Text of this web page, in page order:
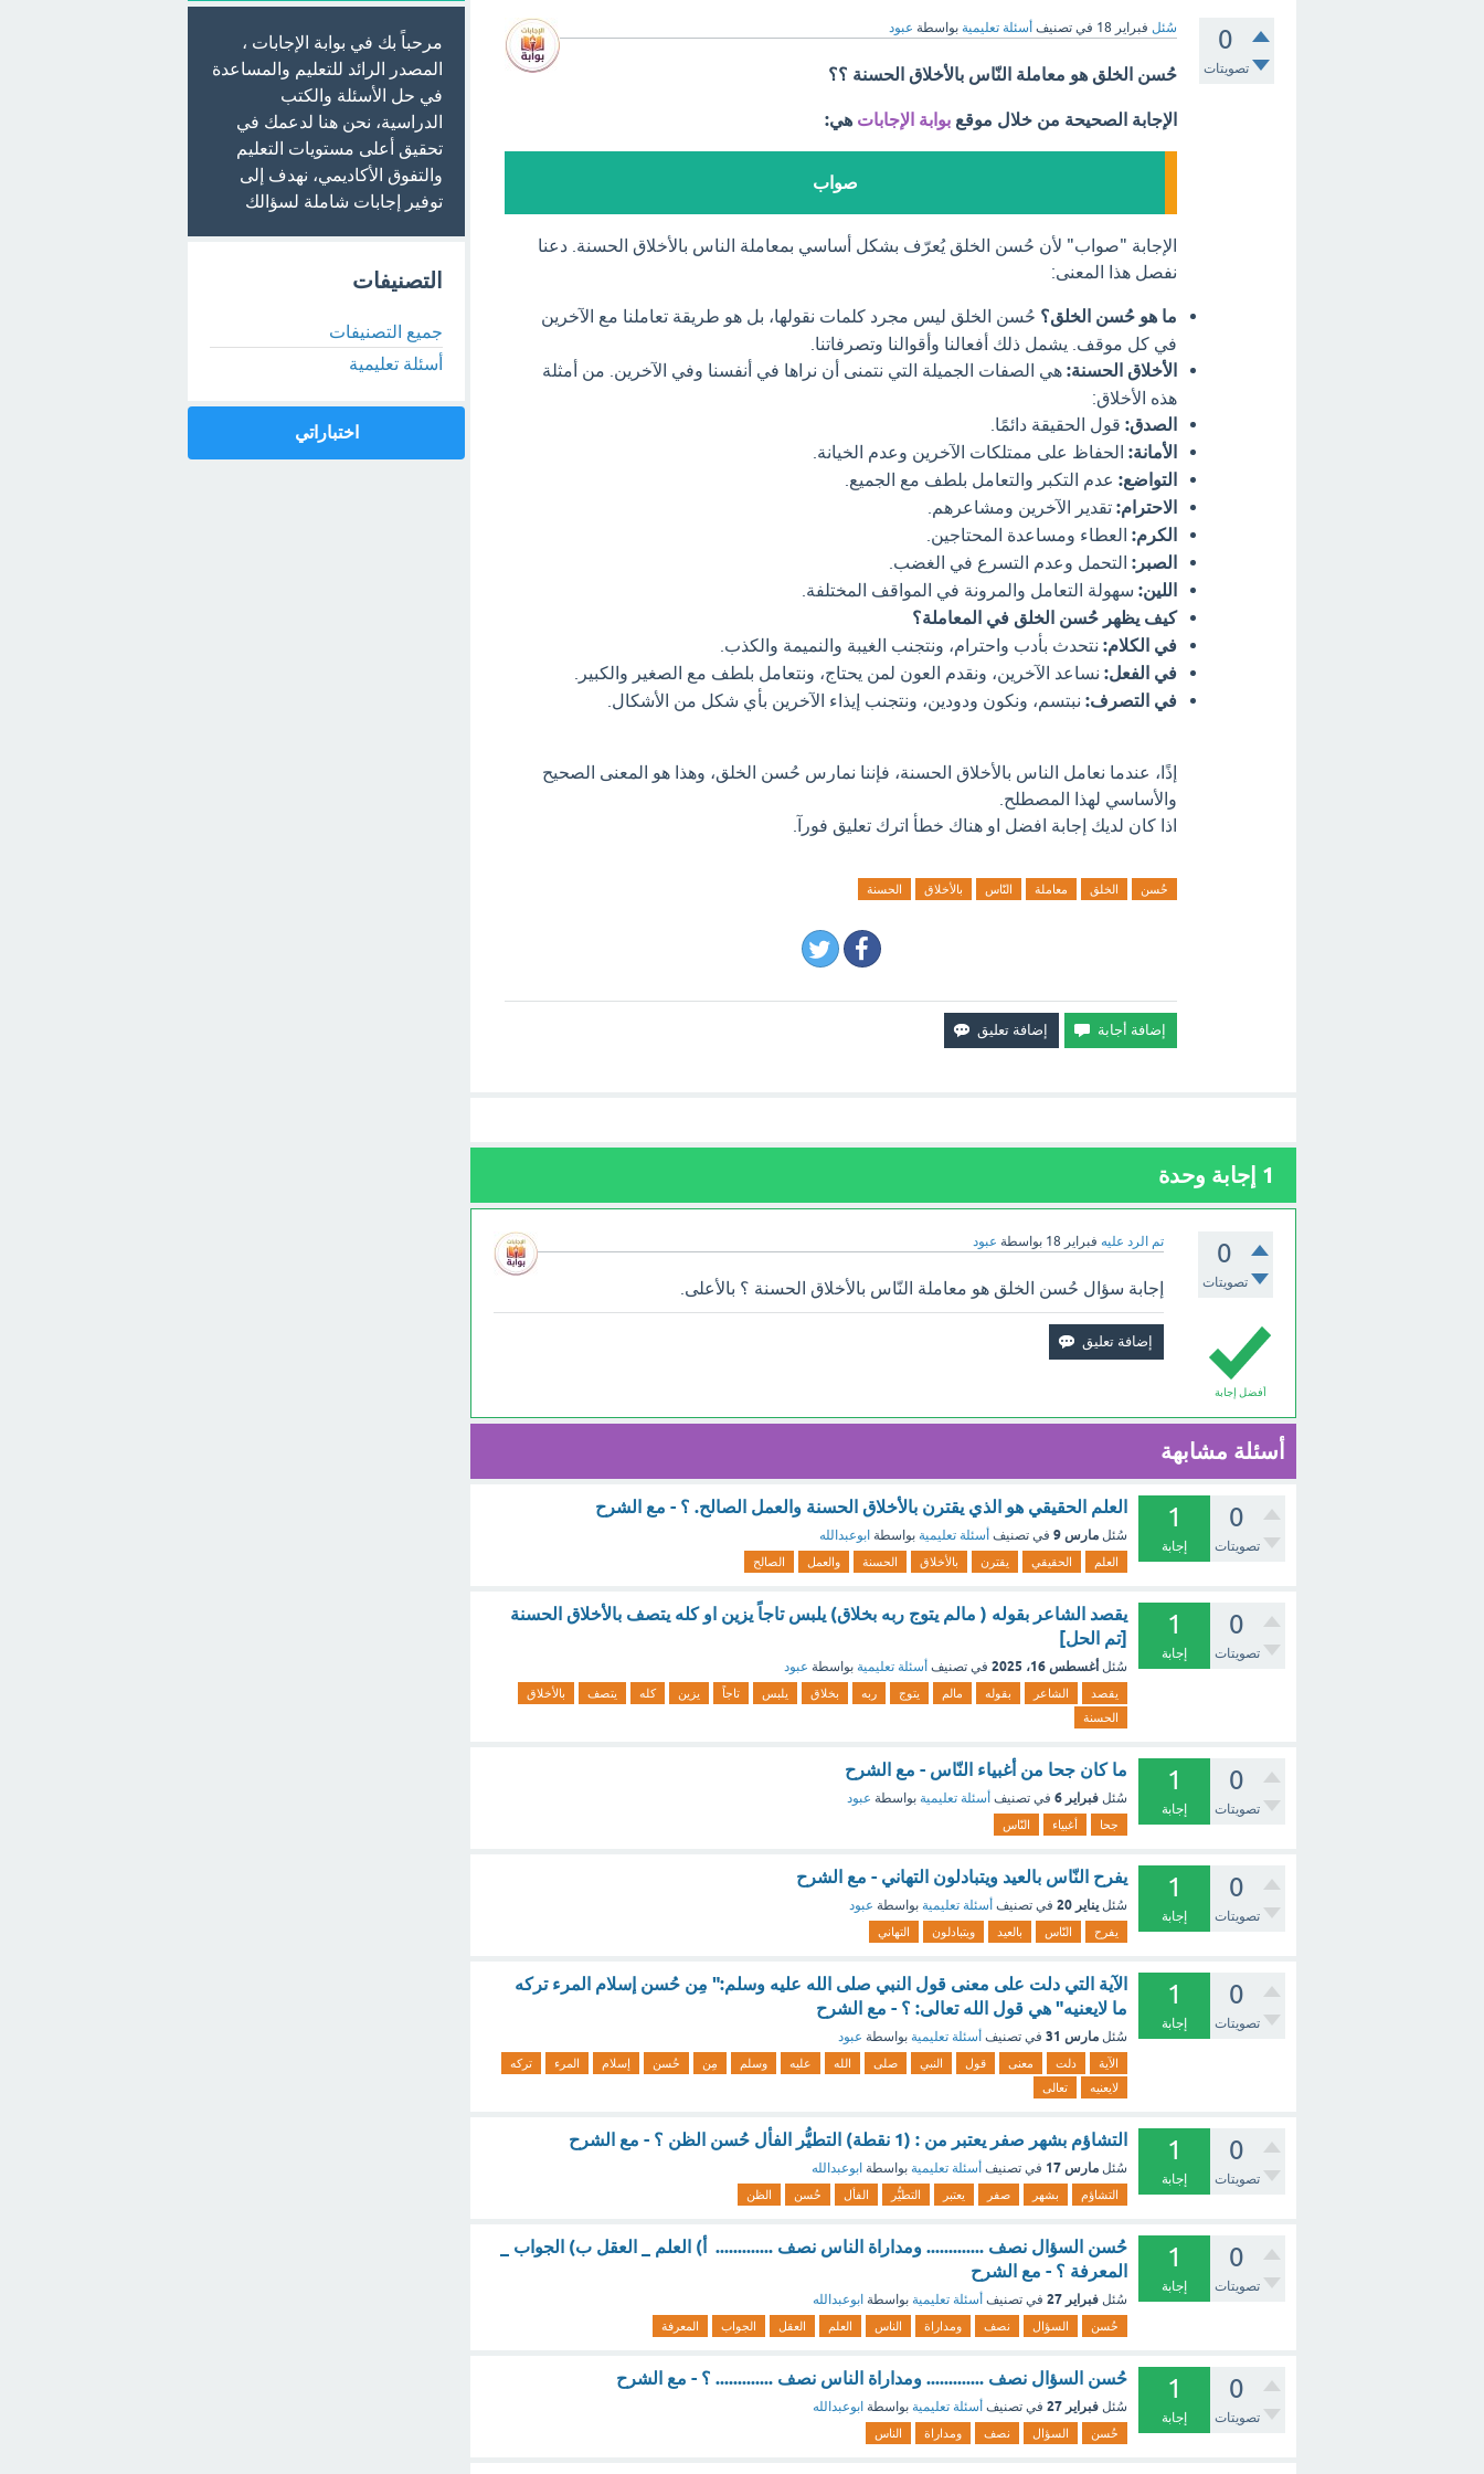
0
تصويتات
سُئل فبراير 18 في تصنيف أسئلة تعليمية بواسطة عبود
حُسن الخلق هو معاملة النّاس بالأخلاق الحسنة ؟؟
الإجابة الصحيحة من خلال موقع بوابة الإجابات هي:
صواب
الإجابة "صواب" لأن حُسن الخلق يُعرّف بشكل أساسي بمعاملة الناس بالأخلاق الحسنة. دعنا
نفصل هذا المعنى:
ما هو حُسن الخلق؟ حُسن الخلق ليس مجرد كلمات نقولها، بل هو طريقة تعاملنا مع الآخرين
في كل موقف. يشمل ذلك أفعالنا وأقوالنا وتصرفاتنا.
الأخلاق الحسنة: هي الصفات الجميلة التي نتمنى أن نراها في أنفسنا وفي الآخرين. من أمثلة
هذه الأخلاق:
الصدق: قول الحقيقة دائمًا.
الأمانة: الحفاظ على ممتلكات الآخرين وعدم الخيانة.
التواضع: عدم التكبر والتعامل بلطف مع الجميع.
الاحترام: تقدير الآخرين ومشاعرهم.
الكرم: العطاء ومساعدة المحتاجين.
الصبر: التحمل وعدم التسرع في الغضب.
اللين: سهولة التعامل والمرونة في المواقف المختلفة.
كيف يظهر حُسن الخلق في المعاملة؟
في الكلام: نتحدث بأدب واحترام، ونتجنب الغيبة والنميمة والكذب.
في الفعل: نساعد الآخرين، ونقدم العون لمن يحتاج، ونتعامل بلطف مع الصغير والكبير.
في التصرف: نبتسم، ونكون ودودين، ونتجنب إيذاء الآخرين بأي شكل من الأشكال.
إذًا، عندما نعامل الناس بالأخلاق الحسنة، فإننا نمارس حُسن الخلق، وهذا هو المعنى الصحيح
والأساسي لهذا المصطلح.
اذا كان لديك إجابة افضل او هناك خطأ اترك تعليق فورآ.
حُسن الخلق معاملة النّاس بالأخلاق الحسنة
1 إجابة وحدة
0
تصويتات
تم الرد عليه فبراير 18 بواسطة عبود
أفضل إجابة
إجابة سؤال حُسن الخلق هو معاملة النّاس بالأخلاق الحسنة ؟ بالأعلى.
أسئلة مشابهة
0
تصويتات
1
إجابة
العلم الحقيقي هو الذي يقترن بالأخلاق الحسنة والعمل الصالح. ؟ - مع الشرح
سُئل مارس 9 في تصنيف أسئلة تعليمية بواسطة ابوعبدالله
العلم الحقيقي يقترن بالأخلاق الحسنة والعمل الصالح
0
تصويتات
1
إجابة
يقصد الشاعر بقوله ( مالم يتوج ربه بخلاق) يلبس تاجاً يزين او كله يتصف بالأخلاق الحسنة
[تم الحل]
سُئل أغسطس 16، 2025 في تصنيف أسئلة تعليمية بواسطة عبود
يقصد الشاعر بقوله مالم يتوج ربه بخلاق يلبس تاجاً يزين كله يتصف
بالأخلاق
الحسنة
0
تصويتات
1
إجابة
ما كان جحا من أغبياء النّاس - مع الشرح
سُئل فبراير 6 في تصنيف أسئلة تعليمية بواسطة عبود
جحا أغبياء النّاس
0
تصويتات
1
إجابة
يفرح النّاس بالعيد ويتبادلون التهاني - مع الشرح
سُئل يناير 20 في تصنيف أسئلة تعليمية بواسطة عبود
يفرح النّاس بالعيد ويتبادلون التهاني
0
تصويتات
1
إجابة
الآية التي دلت على معنى قول النبي صلى الله عليه وسلم:" مِن حُسن إسلام المرء تركه
ما لايعنيه" هي قول الله تعالى: ؟ - مع الشرح
سُئل مارس 31 في تصنيف أسئلة تعليمية بواسطة عبود
الآية دلت معنى قول النبي صلى الله عليه وسلم مِن حُسن إسلام المرء
تركه
لايعنيه
تعالى
0
تصويتات
1
إجابة
التشاؤم بشهر صفر يعتبر من : (1 نقطة) التطيُّر الفأل حُسن الظن ؟ - مع الشرح
سُئل مارس 17 في تصنيف أسئلة تعليمية بواسطة ابوعبدالله
التشاؤم بشهر صفر يعتبر التطيُّر الفأل حُسن الظن
0
تصويتات
1
إجابة
حُسن السؤال نصف ............. ومداراة الناس نصف ............. أ) العلم _ العقل ب) الجواب _
المعرفة ؟ - مع الشرح
سُئل فبراير 27 في تصنيف أسئلة تعليمية بواسطة ابوعبدالله
حُسن السؤال نصف ومداراة الناس العلم العقل الجواب المعرفة
0
تصويتات
1
إجابة
حُسن السؤال نصف ............. ومداراة الناس نصف ............. ؟ - مع الشرح
سُئل فبراير 27 في تصنيف أسئلة تعليمية بواسطة ابوعبدالله
حُسن السؤال نصف ومداراة الناس
مرحباً بك في بوابة الإجابات ،
المصدر الرائد للتعليم والمساعدة
في حل الأسئلة والكتب
الدراسية، نحن هنا لدعمك في
تحقيق أعلى مستويات التعليم
والتفوق الأكاديمي، نهدف إلى
توفير إجابات شاملة لسؤالك
التصنيفات
جميع التصنيفات
أسئلة تعليمية
اختباراتي